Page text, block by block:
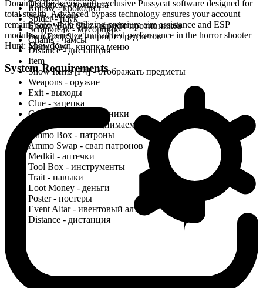
Rotjaw - крокодил
Spider - паук
Scrapbreak - мусорщик
Chams - чамсы
Distance - дистанция
Item
Show Items [F4] - отображать предметы
Weapons - оружие
Exit - выходы
Clue - зацепка
Consumable - расходники
Pickable Items - поднимаемые предметы
Ammo Box - патроны
Ammo Swap - свап патронов
Medkit - аптечки
Tool Box - инструменты
Trait - навыки
Loot Money - деньги
Poster - постеры
Event Altar - ивентовый алтарь
Distance - дистанция
Thickness - толщина
Size - размер
Enemy Font Size - шрифт противников
Item Font Size - шрифт предметов
Menu Key - кнопка меню
Dominate the bayou with exclusive Pussycat software designed for
total stealth. Advanced bypass technology ensures your account
remains safe while utilizing premium aim assistance and ESP
modules. Experience unmatched performance in the horror shooter
Hunt: Showdown.
System Requirements